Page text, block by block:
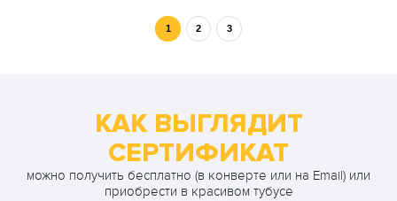
грн
1 2 3
КАК ВЫГЛЯДИТ
СЕРТИФИКАТ
можно получить бесплатно (в конверте или на Email) или
приобрести в красивом тубусе